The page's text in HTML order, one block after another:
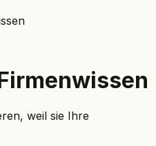
weil sie Ihre